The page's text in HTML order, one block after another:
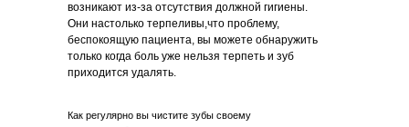
возникают из-за отсутствия должной гигиены.
Они настолько терпеливы,что проблему,
беспокоящую пациента, вы можете обнаружить
только когда боль уже нельзя терпеть и зуб
приходится удалять.
Как регулярно вы чистите зубы своему